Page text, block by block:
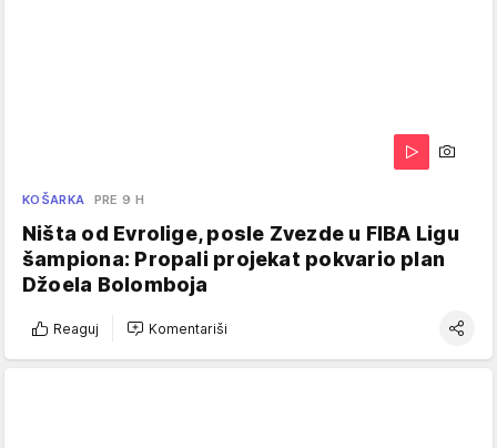
KOŠARKA PRE 9 H
Ništa od Evrolige, posle Zvezde u FIBA Ligu
šampiona: Propali projekat pokvario plan
Džoela Bolomboja
Reaguj Komentariši